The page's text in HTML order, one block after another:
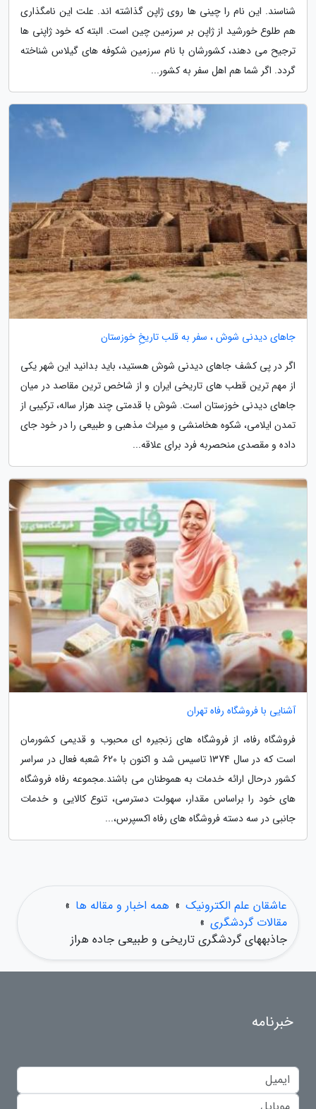
شناسند. این نام را چینی ها روی ژاپن گذاشته اند. علت این نامگذاری
هم طلوع خورشید از ژاپن بر سرزمین چین است. البته که خود ژاپنی ها
ترجیح می دهند، کشورشان با نام سرزمین شکوفه های گیلاس شناخته
گردد. اگر شما هم اهل سفر به کشور...
جاهای دیدنی شوش ، سفر به قلب تاریخِ خوزستان
اگر در پی کشف جاهای دیدنی شوش هستید، باید بدانید این شهر یکی
از مهم ترین قطب های تاریخی ایران و از شاخص ترین مقاصد در میان
جاهای دیدنی خوزستان است. شوش با قدمتی چند هزار ساله، ترکیبی از
تمدن ایلامی، شکوه هخامنشی و میراث مذهبی و طبیعی را در خود جای
داده و مقصدی منحصربه فرد برای علاقه...
آشنایی با فروشگاه رفاه تهران
فروشگاه رفاه، از فروشگاه های زنجیره ای محبوب و قدیمی کشورمان
است که در سال 1374 تاسیس شد و اکنون با 620 شعبه فعال در سراسر
کشور درحال ارائه خدمات به هموطنان می باشند.مجموعه رفاه فروشگاه
های خود را براساس مقدار، سهولت دسترسی، تنوع کالایی و خدمات
جانبی در سه دسته فروشگاه های رفاه اکسپرس،...
عاشقان علم الکترونیک » همه اخبار و مقاله ها »
مقالات گردشگری »
جاذبههای گردشگری تاریخی و طبیعی جاده هراز
خبرنامه